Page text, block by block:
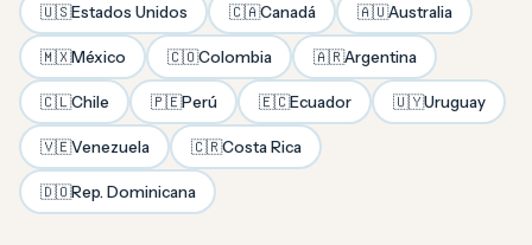
🇺🇸Estados Unidos 🇨🇦Canadá 🇦🇺Australia
🇲🇽México 🇨🇴Colombia 🇦🇷Argentina
🇨🇱Chile 🇵🇪Perú 🇪🇨Ecuador 🇺🇾Uruguay
🇻🇪Venezuela 🇨🇷Costa Rica
🇩🇴Rep. Dominicana